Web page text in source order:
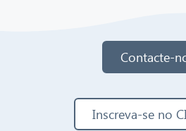
Contacte-
Inscreva-se no